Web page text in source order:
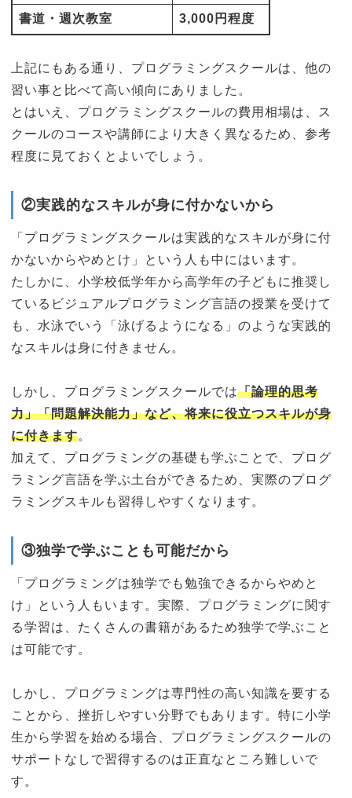
書道・週次教室 3,000円程度
上記にもある通り、プログラミングスクールは、他の
習い事と比べて高い傾向にありました。
とはいえ、プログラミングスクールの費用相場は、ス
クールのコースや講師により大きく異なるため、参考
程度に見ておくとよいでしょう。
②実践的なスキルが身に付かないから
「プログラミングスクールは実践的なスキルが身に付
かないからやめとけ」という人も中にはいます。
たしかに、小学校低学年から高学年の子どもに推奨し
ているビジュアルプログラミング言語の授業を受けて
も、水泳でいう「泳げるようになる」のような実践的
なスキルは身に付きません。
しかし、プログラミングスクールでは「論理的思考
力」「問題解決能力」など、将来に役立つスキルが身
に付きます。
加えて、プログラミングの基礎も学ぶことで、プログ
ラミング言語を学ぶ土台ができるため、実際のプログ
ラミングスキルも習得しやすくなります。
③独学で学ぶことも可能だから
「プログラミングは独学でも勉強できるからやめと
け」という人もいます。実際、プログラミングに関す
る学習は、たくさんの書籍があるため独学で学ぶこと
は可能です。
しかし、プログラミングは専門性の高い知識を要する
ことから、挫折しやすい分野でもあります。特に小学
生から学習を始める場合、プログラミングスクールの
サポートなしで習得するのは正直なところ難しいで
す。